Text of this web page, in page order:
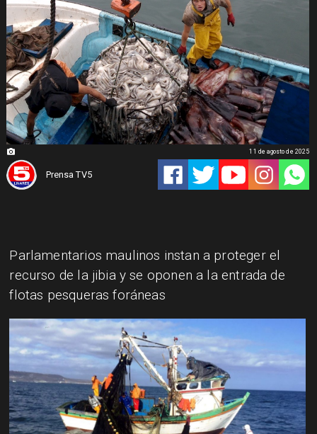
Prensa TV5
11 de agosto de 2025
Parlamentarios maulinos instan a proteger el
recurso de la jibia y se oponen a la entrada de
flotas pesqueras foráneas